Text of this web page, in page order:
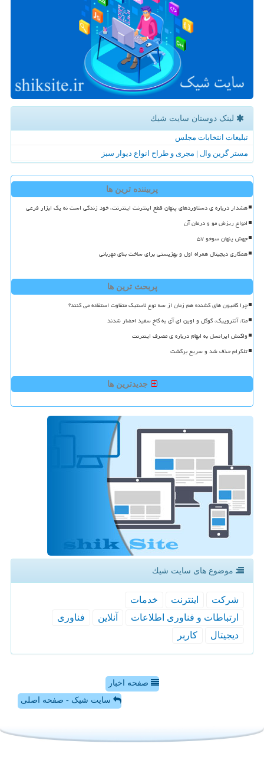
لینک دوستان سایت شیك
تبلیغات انتخابات مجلس
مستر گرین وال | مجری و طراح انواع دیوار سبز
پربیننده ترین ها
هشدار درباره ی دستاوردهای پنهان قطع اینترنت اینترنت، خود زندگی است نه یک ابزار فرعی
انواع ریزش مو و درمان آن
جهش پنهان سوخو ۵۷
همکاری دیجیتال همراه اول و بهزیستی برای ساخت بنای مهربانی
پربحث ترین ها
چرا کامیون های کشنده هم زمان از سه نوع لاستیک متفاوت استفاده می کنند؟
متا، آنتروپیک، گوگل و اوپن ای آی به کاخ سفید احضار شدند
واکنش ایرانسل به ابهام درباره ی مصرف اینترنت
تلگرام حذف شد و سریع برگشت
جدیدترین ها
موضوع های سایت شیك
شركت اینترنت
خدمات
ارتباطات و فناوری اطلاعات
آنلاین
فناوری
دیجیتال
كاربر
صفحه اخبار
سایت شیک - صفحه اصلی